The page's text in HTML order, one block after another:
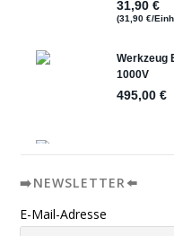
➡️NEWSLETTER⬅️
E-Mail-Adresse